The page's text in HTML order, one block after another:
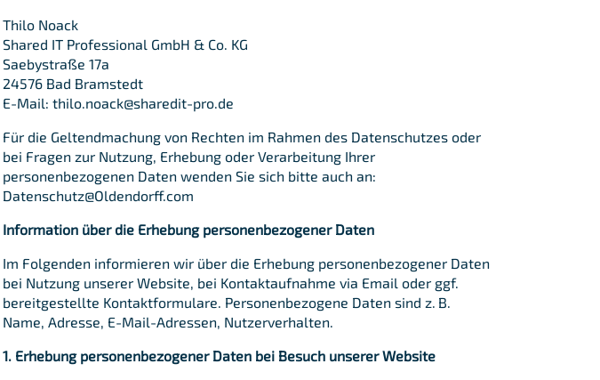
Thilo Noack
Shared IT Professional GmbH & Co. KG
Saebystraße 17a
24576 Bad Bramstedt
E-Mail: thilo.noack@sharedit-pro.de
Für die Geltendmachung von Rechten im Rahmen des Datenschutzes oder
bei Fragen zur Nutzung, Erhebung oder Verarbeitung Ihrer
personenbezogenen Daten wenden Sie sich bitte auch an:
Datenschutz@Oldendorff.com
Information über die Erhebung personenbezogener Daten
Im Folgenden informieren wir über die Erhebung personenbezogener Daten
bei Nutzung unserer Website, bei Kontaktaufnahme via Email oder ggf.
bereitgestellte Kontaktformulare. Personenbezogene Daten sind z. B.
Name, Adresse, E-Mail-Adressen, Nutzerverhalten.
1. Erhebung personenbezogener Daten bei Besuch unserer Website